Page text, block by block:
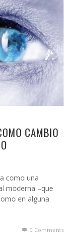
CAMBIO
como una
moderna –que
en alguna
0 Comments